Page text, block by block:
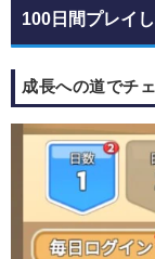
100日間プレイ
成長への道でチ